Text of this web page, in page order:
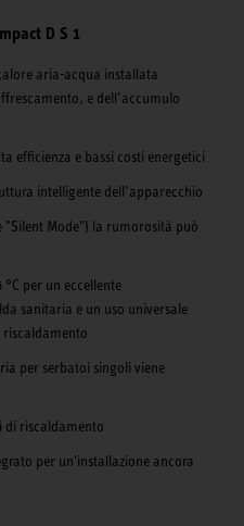
D S 1
aria-acqua installata
e dell’accumulo
efficienza e bassi costi energetici
intelligente dell’apparecchio
Mode") la rumorosità può
per un eccellente
sanitaria e un uso universale
riscaldamento
per serbatoi singoli viene
di riscaldamento
per un'installazione ancora